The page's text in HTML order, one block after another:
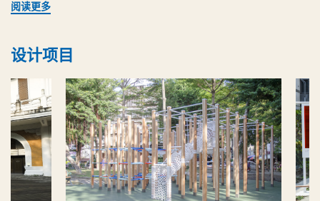
创意需放於空间，在人群中萌芽，在城市的角落中蕴酿，才能发挥
当亚洲城市不断发展，浪费土地资源的问题同时十分严重。如何利
用可持续发展和设计思维去重塑开放空间，已成為解决都市问题的
首要方案。
阅读更多
设计项目